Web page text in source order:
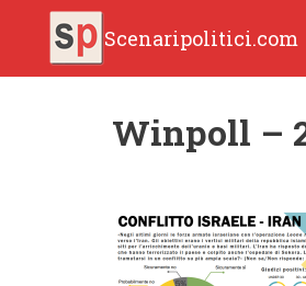
Scenaripolitici.com
Winpoll –